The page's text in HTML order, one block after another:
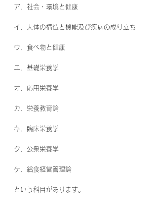
ア、社会・環境と健康
イ、人体の構造と機能及び疾病の成り立ち
ウ、食べ物と健康
エ、基礎栄養学
オ、応用栄養学
カ、栄養教育論
キ、臨床栄養学
ク、公衆栄養学
ケ、給食経営管理論
という科目があります。